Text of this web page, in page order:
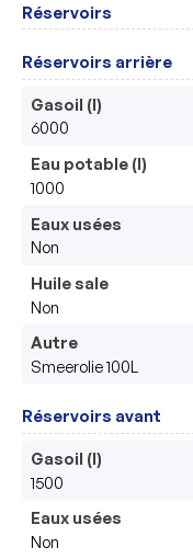
Réservoirs
Réservoirs arrière
Gasoil (l)
6000
Eau potable (l)
1000
Eaux usées
Non
Huile sale
Non
Autre
Smeerolie 100L
Réservoirs avant
Gasoil (l)
1500
Eaux usées
Non